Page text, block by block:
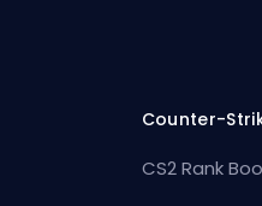
Counter-
CS2 Rank